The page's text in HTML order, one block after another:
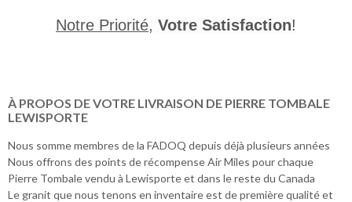
Notre Priorité, Votre Satisfaction!
À PROPOS DE VOTRE LIVRAISON DE PIERRE TOMBALE
LEWISPORTE
Nous somme membres de la FADOQ depuis déjà plusieurs années
Nous offrons des points de récompense Air Miles pour chaque
Pierre Tombale vendu à Lewisporte et dans le reste du Canada
Le granit que nous tenons en inventaire est de première qualité et